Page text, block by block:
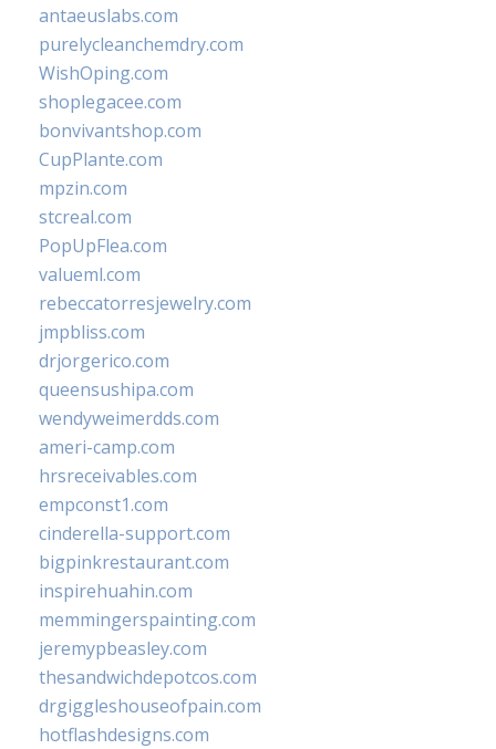
antaeuslabs.com
purelycleanchemdry.com
WishOping.com
shoplegacee.com
bonvivantshop.com
CupPlante.com
mpzin.com
stcreal.com
PopUpFlea.com
valueml.com
rebeccatorresjewelry.com
jmpbliss.com
drjorgerico.com
queensushipa.com
wendyweimerdds.com
ameri-camp.com
hrsreceivables.com
empconst1.com
cinderella-support.com
bigpinkrestaurant.com
inspirehuahin.com
memmingerspainting.com
jeremypbeasley.com
thesandwichdepotcos.com
drgiggleshouseofpain.com
hotflashdesigns.com